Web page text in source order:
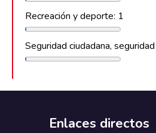
Recreación y deporte: 1
Seguridad ciudadana,
Enlaces directos